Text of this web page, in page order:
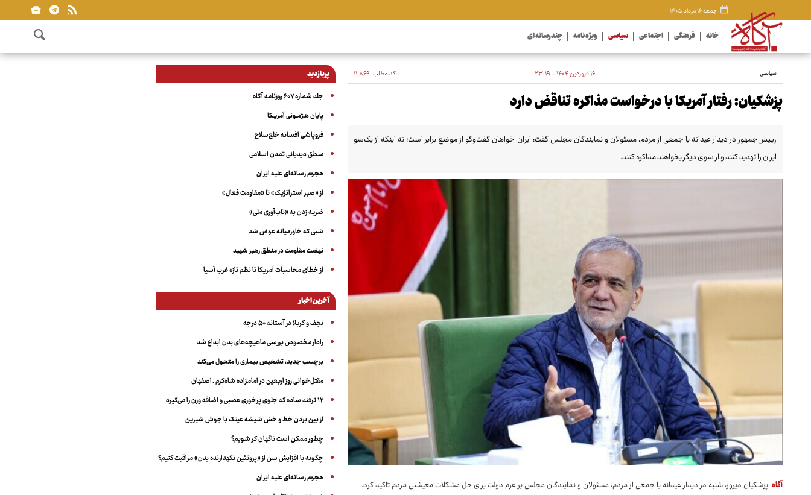
جمعه ۱۶ مرداد ۱۴۰۵
خانه فرهنگی اجتماعی سیاسی ویژه نامه چندرسانه ای
سیاسی ۱۶ فروردین ۱۴۰۴ - ۲۳:۱۹ کد مطلب:۱۱٬۸۶۹
پزشکیان: رفتار آمریکا با درخواست مذاکره تناقض دارد
رییس‌جمهور در دیدار عیدانه با جمعی از مردم، مسئولان و نمایندگان مجلس گفت: ایران خواهان گفت‌وگو از موضع برابر است؛ نه اینکه از یک‌سو
ایران را تهدید کنند و از سوی دیگر بخواهند مذاکره کنند.
آگاه: پزشکیان دیروز، شنبه در دیدار عیدانه با جمعی از مردم، مسئولان و نمایندگان مجلس بر عزم دولت برای حل مشکلات معیشتی مردم تاکید کرد.
پربازدید
جلد شماره ۶۰۷ روزنامه آگاه
پایان هـژمـونی آمریـکا
فروپاشی افسانه خلع‌سلاح
منطق دیدبانی تمدن اسلامی
هجوم رسانه‌ای علیه ایران
از «صبر استراتژیک» تا «مقاومت فعال»
ضربه زدن به «تاب‌آوری ملی»
شبی که خاورمیانه عوض شد
نهضت مقاومت در منطق رهبر شهید
از خطای محاسبات آمریکا تا نظم تازه غرب آسیا
آخرین اخبار
نجف و کربلا در آستانه ۵۰ درجه
رادار مخصوص بررسی ماهیچه‌های بدن ابداع شد
برچسب جدید، تشخیص بیماری را متحول می‌کند
مقتل‌خوانی روز اربعین در امامزاده شاه‌کرم ـ اصفهان
۱۲ ترفند ساده که جلوی پرخوری عصبی و اضافه ‌وزن را می‌گیرد
از بین بردن خط و خش شیشه عینک با جوش شیرین
چطور ممکن است ناگهان کر شویم؟
چگونه با افزایش سن از «پروتئین نگهدارنده بدن» مراقبت کنیم؟
هجوم رسانه‌ای علیه ایران